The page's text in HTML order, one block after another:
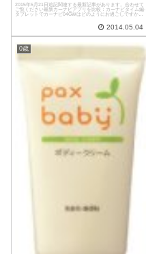
2015年5月21日追記関連する最新記事があります。合わせて
ご覧ください最新カーナビアプリを比較：カーナビタイム編-
タブレットでカーナビ04GWはどのようにお過ごしですか？
我が家は GW中は カミさんの実家にお世話になっておりま
2014.05.04
0歳